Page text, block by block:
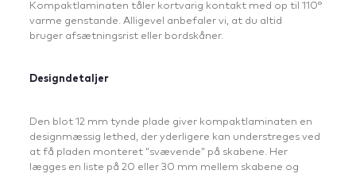
Kompaktlaminaten tåler kortvarig kontakt med op til 110°
varme genstande. Alligevel anbefaler vi, at du altid
bruger afsætningsrist eller bordskåner.
Designdetaljer
Den blot 12 mm tynde plade giver kompaktlaminaten en
designmæssig lethed, der yderligere kan understreges ved
at få pladen monteret ”svævende” på skabene. Her
lægges en liste på 20 eller 30 mm mellem skabene og